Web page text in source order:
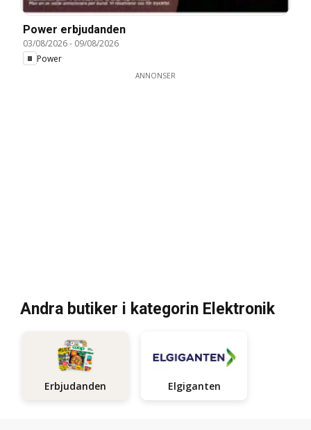
Power erbjudanden
03/08/2026- 09/08/2026
Power
ANNONSER
Andra butiker i kategorin Elektronik
Erbjudanden Elgiganten